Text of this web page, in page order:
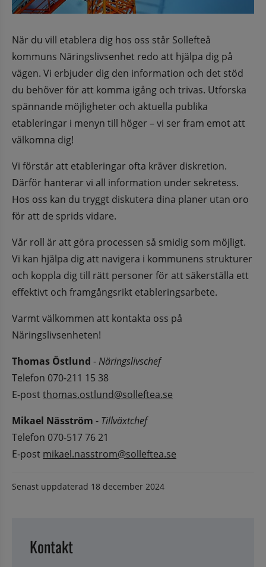
När du vill etablera dig hos oss står Sollefteå
kommuns Näringslivsenhet redo att hjälpa dig på
vägen. Vi erbjuder dig den information och det stöd
du behöver för att komma igång och trivas. Utforska
spännande möjligheter och aktuella publika
etableringar i menyn till höger – vi ser fram emot att
välkomna dig!
Vi förstår att etableringar ofta kräver diskretion.
Därför hanterar vi all information under sekretess.
Hos oss kan du tryggt diskutera dina planer utan oro
för att de sprids vidare.
Vår roll är att göra processen så smidig som möjligt.
Vi kan hjälpa dig att navigera i kommunens strukturer
och koppla dig till rätt personer för att säkerställa ett
effektivt och framgångsrikt etableringsarbete.
Varmt välkommen att kontakta oss på
Näringslivsenheten!
Thomas Östlund - Näringslivschef
Telefon 070-211 15 38
E-post thomas.ostlund@solleftea.se
Mikael Näsström - Tillväxtchef
Telefon 070-517 76 21
E-post mikael.nasstrom@solleftea.se
Senast uppdaterad 18 december 2024
Kontakt